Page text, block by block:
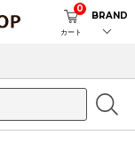
カート
0
BRAND